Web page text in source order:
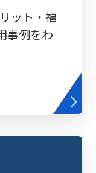
ット・福
事例をわ